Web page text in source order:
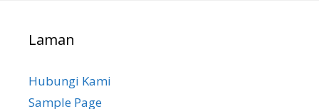
Laman
Hubungi Kami
Sample Page